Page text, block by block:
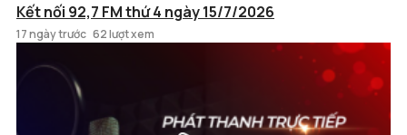
Kết nối 92,7 FM thứ 4 ngày 15/7/2026
17 ngày trước 62 lượt xem